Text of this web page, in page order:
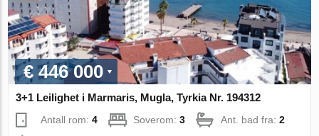
€ 446 000
3+1 Leilighet i Marmaris, Mugla, Tyrkia Nr. 194312
Antall rom:4 Soverom:3 Ant. bad fra:2